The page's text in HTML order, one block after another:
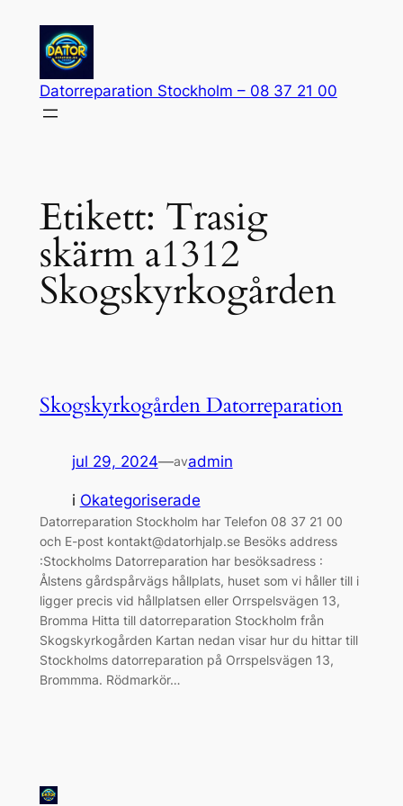
innehåll
Datorreparation Stockholm – 08 37 21 00
Etikett: Trasig
skärm a1312
Skogskyrkogården
Skogskyrkogården Datorreparation
jul 29, 2024—avadmin
i Okategoriserade
Datorreparation Stockholm har Telefon 08 37 21 00
och E-post kontakt@datorhjalp.se Besöks address
:Stockholms Datorreparation har besöksadress :
Ålstens gårdspårvägs hållplats, huset som vi håller till i
ligger precis vid hållplatsen eller Orrspelsvägen 13,
Bromma Hitta till datorreparation Stockholm från
Skogskyrkogården Kartan nedan visar hur du hittar till
Stockholms datorreparation på Orrspelsvägen 13,
Brommma. Rödmarkör…